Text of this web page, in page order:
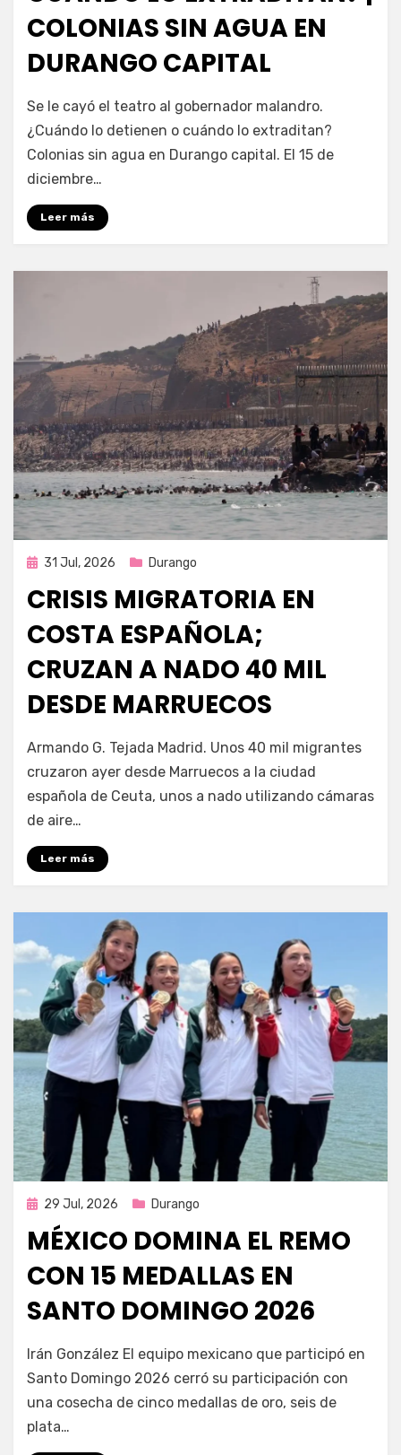
COLONIAS SIN AGUA EN
DURANGO CAPITAL
por Fernando Miranda Servín
Se le cayó el teatro al gobernador malandro.
¿Cuándo lo detienen o cuándo lo extraditan?
Colonias sin agua en Durango capital. El 15 de
diciembre…
Leer más
Publicada
31 Jul, 2026 Durango
CRISIS MIGRATORIA EN
COSTA ESPAÑOLA;
CRUZAN A NADO 40 MIL
DESDE MARRUECOS
Fernando Miranda Servín
Armando G. Tejada Madrid. Unos 40 mil migrantes
cruzaron ayer desde Marruecos a la ciudad
española de Ceuta, unos a nado utilizando cámaras
de aire…
Leer más
Publicada
29 Jul, 2026 Durango
MÉXICO DOMINA EL REMO
CON 15 MEDALLAS EN
SANTO DOMINGO 2026
por Fernando Miranda Servín
Irán González El equipo mexicano que participó en
Santo Domingo 2026 cerró su participación con
una cosecha de cinco medallas de oro, seis de
plata…